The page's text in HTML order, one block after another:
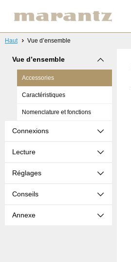
Haut Vue d’ensemble
Vue d’ensemble
Accessories
Caractéristiques
Nomenclature et fonctions
Connexions
Lecture
Réglages
Conseils
Annexe